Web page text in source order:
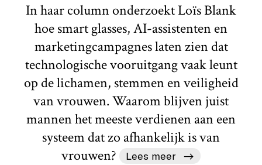
In haar column onderzoekt Loïs Blank
hoe smart glasses, AI-assistenten en
marketingcampagnes laten zien dat
technologische vooruitgang vaak leunt
op de lichamen, stemmen en veiligheid
van vrouwen. Waarom blijven juist
mannen het meeste verdienen aan een
systeem dat zo afhankelijk is van
vrouwen?
Lees meer